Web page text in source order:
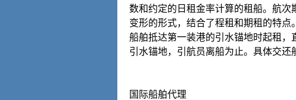
数和约定的日租金率计算的租船。航
变形的形式，结合了程租和期租的特
船舶抵达第一装港的引水锚地时起租
引水锚地，引航员离船为止。具体交还
国际船舶代理